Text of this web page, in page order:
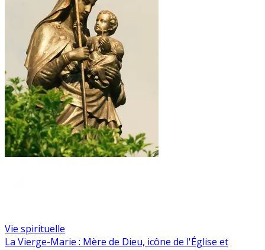
Vie spirituelle
La Vierge-Marie : Mère de Dieu, icône de l'Église et